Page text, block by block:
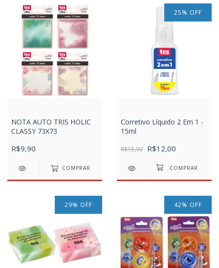
NOTA AUTO TRIS HOLIC
CLASSY 73X73
R$9,90
COMPRAR
25% OFF
Corretivo Líquido 2 Em 1 -
15ml
R$15,90 R$12,00
29% OFF 42% OFF